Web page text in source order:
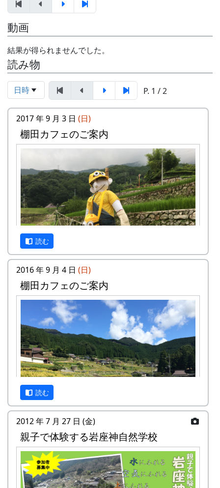
動画
結果が得られませんでした。
読み物
日時 P. 1 / 2
2017 年 9 月 3 日 (日)
棚田カフェのご案内
案山子に守られた棚田も、今では、黄金色に色づ
いています。どんな景色になっているかは、来
て、見てのお楽しみ。秋風の中で「日本の棚田百
選」の集落内を散策してみてください。蕎麦の花
のつぼみもふくらんでいるかも、ですよ。
日時 : 2017 (平成29) 年 9 月 3 日 (日) 11:00 ～
14:00
メニュー : 岩座神特産の「石垣茶」、梅ジュ
ース、リンゴジュースなどの飲料と、棚田米
コシヒカリのおにぎりを準備しています。
お買い物 : 地域特産品コーナー
主催 : 岩座神地域協議会
問い合せ : 会長 XXXX 999-9999-9999
読む
2016 年 9 月 4 日 (日)
棚田カフェのご案内
秋風の中で「日本の棚田百選」の集落内を散策
し、黄金に色づいた石積棚田の風景を楽しんでく
ださい。
読む
2012 年 7 月 27 日 (金)
親子で体験する岩座神自然学校